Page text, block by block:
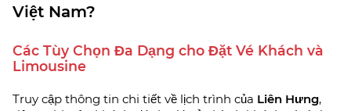
Việt Nam?
Các Tùy Chọn Đa Dạng cho Đặt Vé Khách và
Limousine
Truy cập thông tin chi tiết về lịch trình của Liên Hưng,